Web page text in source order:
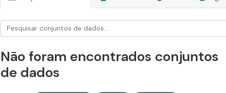
Não foram encontrados conjuntos
de dados